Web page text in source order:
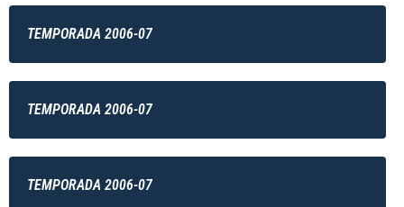
TEMPORADA 2006-07
TEMPORADA 2006-07
TEMPORADA 2006-07